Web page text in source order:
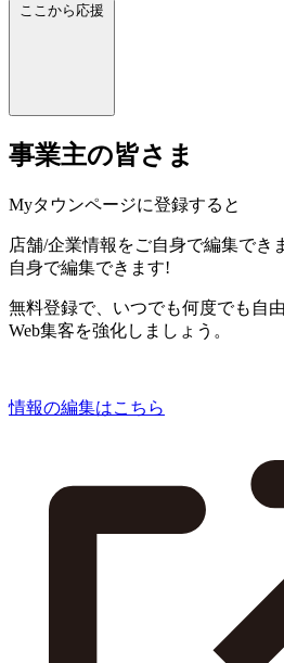
ここから応援
事業主の皆さま
Myタウンページに登録すると
店舗/企業情報をご自身で編集でき
自身で編集できます!
無料登録で、いつでも何度でも自
Web集客を強化しましょう。
情報の編集はこちら